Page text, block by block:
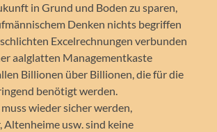
in Grund und Boden zu sparen,
Denken nichts begriffen
Excelrechnungen verbunden
aalglatten Managementkaste
Billionen über Billionen, die für die
benötigt werden.
wieder sicher werden,
Altenheime usw. sind keine